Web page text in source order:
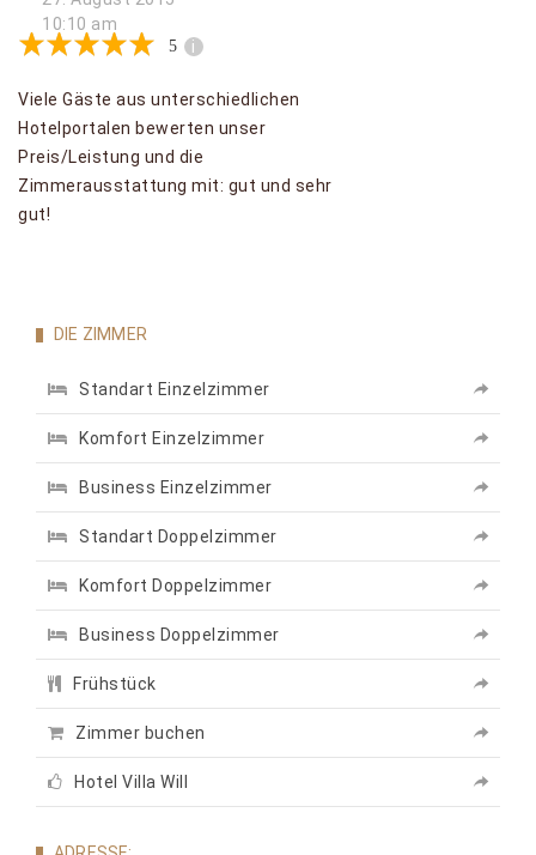
10:10 am
5 i
Viele Gäste aus unterschiedlichen
Hotelportalen bewerten unser
Preis/Leistung und die
Zimmerausstattung mit: gut und sehr
gut!
DIE ZIMMER
Standart Einzelzimmer
Komfort Einzelzimmer
Business Einzelzimmer
Standart Doppelzimmer
Komfort Doppelzimmer
Business Doppelzimmer
Frühstück
Zimmer buchen
Hotel Villa Will